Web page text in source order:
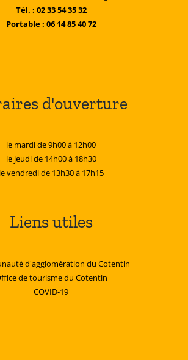
Tél. : 02 33 54 35 32
Portable : 06 14 85 40 72
d'ouverture
le mardi de 9h00 à 12h00
le jeudi de 14h00 à 18h30
le vendredi de 13h30 à 17h15
Liens utiles
d'agglomération du Cotentin
de tourisme du Cotentin
COVID-19